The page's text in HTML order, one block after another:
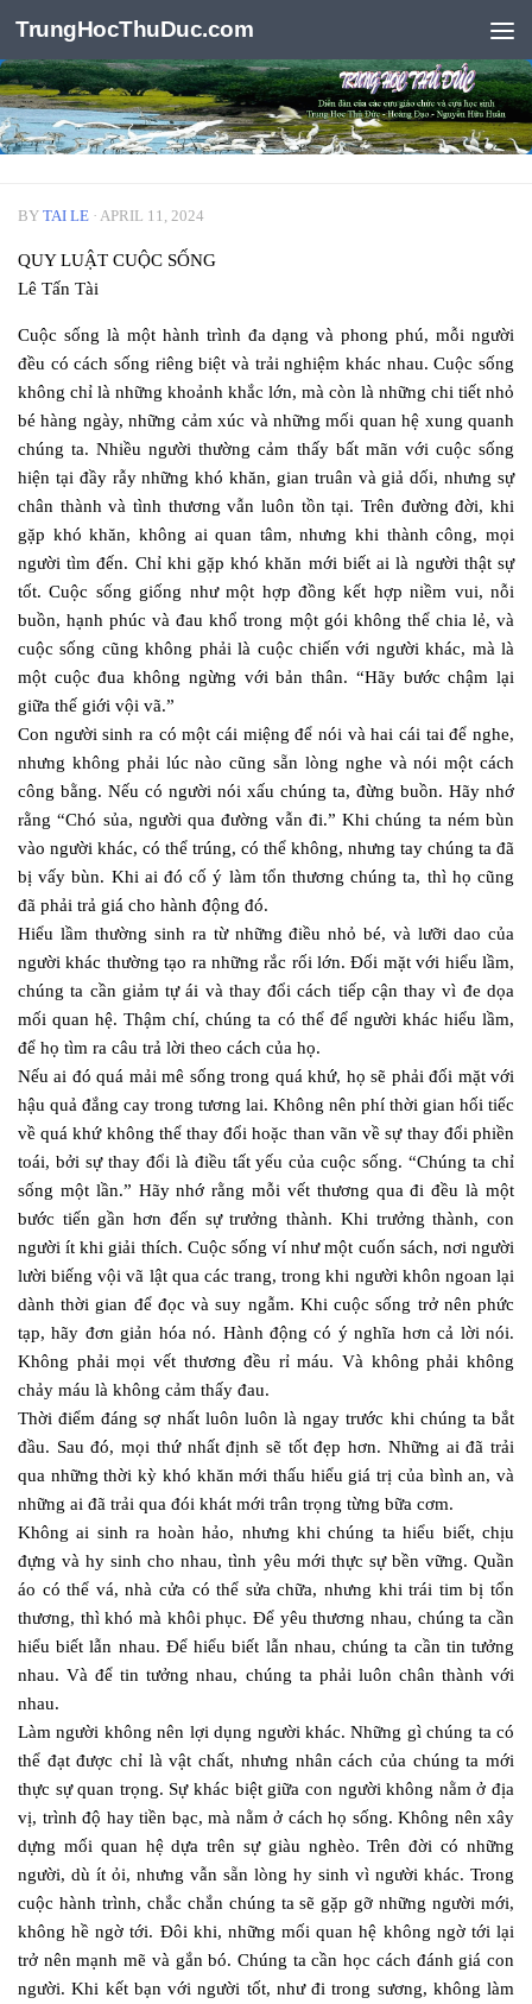
Skip to content
TrungHocThuDuc.com
BY TAI LE · APRIL 11, 2024
QUY LUẬT CUỘC SỐNG
Lê Tấn Tài
Cuộc sống là một hành trình đa dạng và phong phú, mỗi người
đều có cách sống riêng biệt và trải nghiệm khác nhau. Cuộc sống
không chỉ là những khoảnh khắc lớn, mà còn là những chi tiết nhỏ
bé hàng ngày, những cảm xúc và những mối quan hệ xung quanh
chúng ta. Nhiều người thường cảm thấy bất mãn với cuộc sống
hiện tại đầy rẫy những khó khăn, gian truân và giả dối, nhưng sự
chân thành và tình thương vẫn luôn tồn tại. Trên đường đời, khi
gặp khó khăn, không ai quan tâm, nhưng khi thành công, mọi
người tìm đến. Chỉ khi gặp khó khăn mới biết ai là người thật sự
tốt. Cuộc sống giống như một hợp đồng kết hợp niềm vui, nỗi
buồn, hạnh phúc và đau khổ trong một gói không thể chia lẻ, và
cuộc sống cũng không phải là cuộc chiến với người khác, mà là
một cuộc đua không ngừng với bản thân. “Hãy bước chậm lại
giữa thế giới vội vã.”
Con người sinh ra có một cái miệng để nói và hai cái tai để nghe,
nhưng không phải lúc nào cũng sẵn lòng nghe và nói một cách
công bằng. Nếu có người nói xấu chúng ta, đừng buồn. Hãy nhớ
rằng “Chó sủa, người qua đường vẫn đi.” Khi chúng ta ném bùn
vào người khác, có thể trúng, có thể không, nhưng tay chúng ta đã
bị vấy bùn. Khi ai đó cố ý làm tổn thương chúng ta, thì họ cũng
đã phải trả giá cho hành động đó.
Hiểu lầm thường sinh ra từ những điều nhỏ bé, và lưỡi dao của
người khác thường tạo ra những rắc rối lớn. Đối mặt với hiểu lầm,
chúng ta cần giảm tự ái và thay đổi cách tiếp cận thay vì đe dọa
mối quan hệ. Thậm chí, chúng ta có thể để người khác hiểu lầm,
để họ tìm ra câu trả lời theo cách của họ.
Nếu ai đó quá mải mê sống trong quá khứ, họ sẽ phải đối mặt với
hậu quả đắng cay trong tương lai. Không nên phí thời gian hối tiếc
về quá khứ không thể thay đổi hoặc than vãn về sự thay đổi phiền
toái, bởi sự thay đổi là điều tất yếu của cuộc sống. “Chúng ta chỉ
sống một lần.” Hãy nhớ rằng mỗi vết thương qua đi đều là một
bước tiến gần hơn đến sự trưởng thành. Khi trưởng thành, con
người ít khi giải thích. Cuộc sống ví như một cuốn sách, nơi người
lười biếng vội vã lật qua các trang, trong khi người khôn ngoan lại
dành thời gian để đọc và suy ngẫm. Khi cuộc sống trở nên phức
tạp, hãy đơn giản hóa nó. Hành động có ý nghĩa hơn cả lời nói.
Không phải mọi vết thương đều rỉ máu. Và không phải không
chảy máu là không cảm thấy đau.
Thời điểm đáng sợ nhất luôn luôn là ngay trước khi chúng ta bắt
đầu. Sau đó, mọi thứ nhất định sẽ tốt đẹp hơn. Những ai đã trải
qua những thời kỳ khó khăn mới thấu hiểu giá trị của bình an, và
những ai đã trải qua đói khát mới trân trọng từng bữa cơm.
Không ai sinh ra hoàn hảo, nhưng khi chúng ta hiểu biết, chịu
đựng và hy sinh cho nhau, tình yêu mới thực sự bền vững. Quần
áo có thể vá, nhà cửa có thể sửa chữa, nhưng khi trái tim bị tổn
thương, thì khó mà khôi phục. Để yêu thương nhau, chúng ta cần
hiểu biết lẫn nhau. Để hiểu biết lẫn nhau, chúng ta cần tin tưởng
nhau. Và để tin tưởng nhau, chúng ta phải luôn chân thành với
nhau.
Làm người không nên lợi dụng người khác. Những gì chúng ta có
thể đạt được chỉ là vật chất, nhưng nhân cách của chúng ta mới
thực sự quan trọng. Sự khác biệt giữa con người không nằm ở địa
vị, trình độ hay tiền bạc, mà nằm ở cách họ sống. Không nên xây
dựng mối quan hệ dựa trên sự giàu nghèo. Trên đời có những
người, dù ít ỏi, nhưng vẫn sẵn lòng hy sinh vì người khác. Trong
cuộc hành trình, chắc chắn chúng ta sẽ gặp gỡ những người mới,
không hề ngờ tới. Đôi khi, những mối quan hệ không ngờ tới lại
trở nên mạnh mẽ và gắn bó. Chúng ta cần học cách đánh giá con
người. Khi kết bạn với người tốt, như đi trong sương, không làm